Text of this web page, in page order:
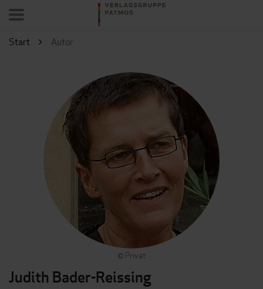
Start Autor
© Privat
Judith Bader-Reissing